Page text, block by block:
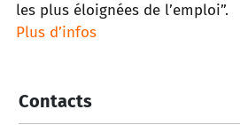
les plus éloignées de l’emploi”.
Plus d’infos
Contacts